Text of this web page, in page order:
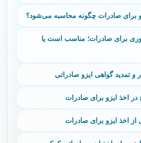
برای صادرات چگونه محاسبه می‌شود؟
برای صادرات؛ مناسب است یا
و تمدید گواهی ایزو صادراتی
در اخذ ایزو برای صادرات
اخذ ایزو برای صادرات